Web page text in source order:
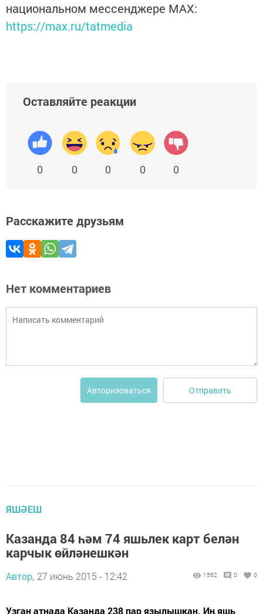
национальном мессенджере MАХ:
https://max.ru/tatmedia
Оставляйте реакции
0 0 0 0 0
Расскажите друзьям
Нет комментариев
Авторизоваться Отправить
ЯШӘЕШ
Казанда 84 һәм 74 яшьлек карт белән
карчык өйләнешкән
Автор, 27 июнь 2015 - 12:42 1562 0 0
Узган атнада Казанда 238 пар язылышкан. Иң яшь